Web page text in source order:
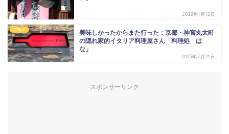
2022年1月12日
グルメ
美味しかったからまた行った：京都・神宮丸太町
の隠れ家的イタリア料理屋さん「料理処 は
な」
2023年7月21日
スポンサーリンク